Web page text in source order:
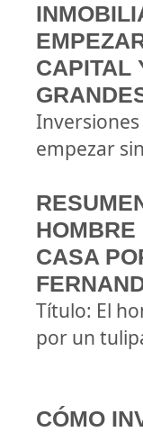
CAPITAL
empezar
HOMBRE
CASA
Título: El
por un
CÓMO